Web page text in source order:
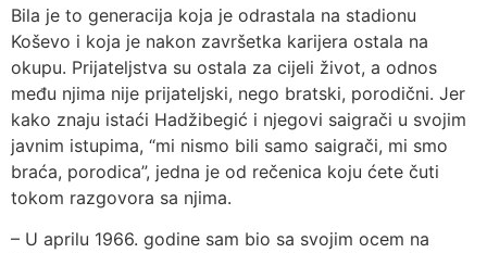
Bila je to generacija koja je odrastala na stadionu
Koševo i koja je nakon završetka karijera ostala na
okupu. Prijateljstva su ostala za cijeli život, a odnos
među njima nije prijateljski, nego bratski, porodični. Jer
kako znaju istaći Hadžibegić i njegovi saigrači u svojim
javnim istupima, “mi nismo bili samo saigrači, mi smo
braća, porodica”, jedna je od rečenica koju ćete čuti
tokom razgovora sa njima.
– U aprilu 1966. godine sam bio sa svojim ocem na